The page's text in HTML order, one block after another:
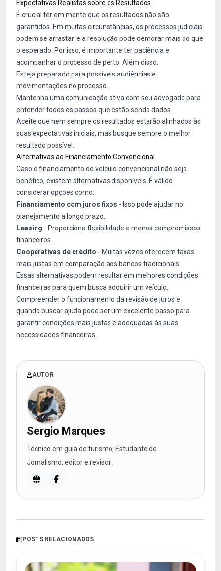
Expectativas Realistas sobre os Resultados
É crucial ter em mente que os resultados não são
garantidos. Em muitas circunstâncias, os processos judiciais
podem se arrastar, e a resolução pode demorar mais do que
o esperado. Por isso, é importante ter paciência e
acompanhar o processo de perto. Além disso:
Esteja preparado para possíveis audiências e
movimentações no processo.
Mantenha uma comunicação ativa com seu advogado para
entender todos os passos que estão sendo dados.
Aceite que nem sempre os resultados estarão alinhados às
suas expectativas iniciais, mas busque sempre o melhor
resultado possível.
Alternativas ao Financiamento Convencional
Caso o financiamento de veículo convencional não seja
benéfico, existem alternativas disponíveis. É válido
considerar opções como:
Financiamento com juros fixos - Isso pode ajudar no
planejamento a longo prazo.
Leasing - Proporciona flexibilidade e menos compromissos
financeiros.
Cooperativas de crédito - Muitas vezes oferecem taxas
mais justas em comparação aos bancos tradicionais.
Essas alternativas podem resultar em melhores condições
financeiras para quem busca adquirir um veículo.
Compreender o funcionamento da revisão de juros e
quando buscar ajuda pode ser um excelente passo para
garantir condições mais justas e adequadas às suas
necessidades financeiras.
AUTOR
Sergio Marques
Técnico em guia de turismo; Estudante de
Jornalismo, editor e revisor.
POSTS RELACIONADOS